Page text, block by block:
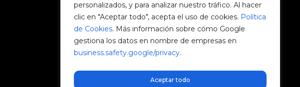
personalizados, y para analizar nuestro tráfico. Al hacer
clic en "Aceptar todo", acepta el uso de cookies. Política
de Cookies. Más información sobre cómo Google
gestiona los datos en nombre de empresas en
business.safety.google/privacy.
Aceptar todo
e-Chargers
V2C Power
V2C Cloud